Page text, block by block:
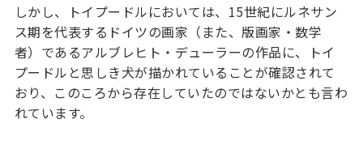
しかし、トイプードルにおいては、15世紀にルネサン
ス期を代表するドイツの画家（また、版画家・数学
者）であるアルブレヒト・デューラーの作品に、トイ
プードルと思しき犬が描かれていることが確認されて
おり、このころから存在していたのではないかとも言わ
れています。